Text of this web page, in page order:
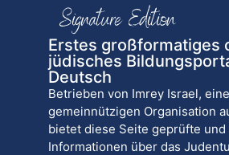
Erstes großformatiges
jüdisches
Deutsch
Betrieben von Imrey Israel,
gemeinnützigen Organisation
bietet diese Seite geprüfte
Informationen über das